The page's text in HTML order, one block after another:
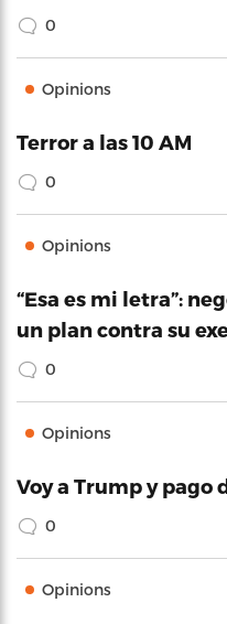
0
Opinions
Terror a las 10 AM
0
Opinions
“Esa es mi letra”:
un plan contra su
0
Opinions
Voy a Trump y pago
0
Opinions